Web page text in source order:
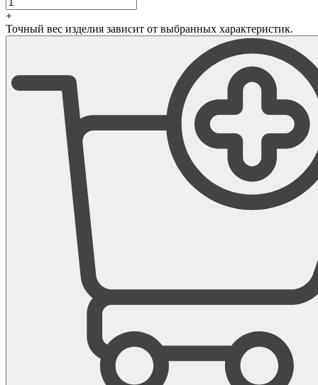
+
Точный вес изделия зависит от выбранных характеристик.